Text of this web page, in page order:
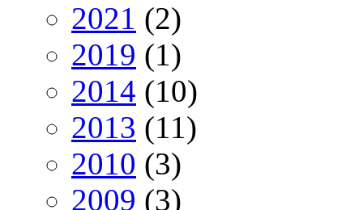
2021 (2)
2019 (1)
2014 (10)
2013 (11)
2010 (3)
2009 (3)